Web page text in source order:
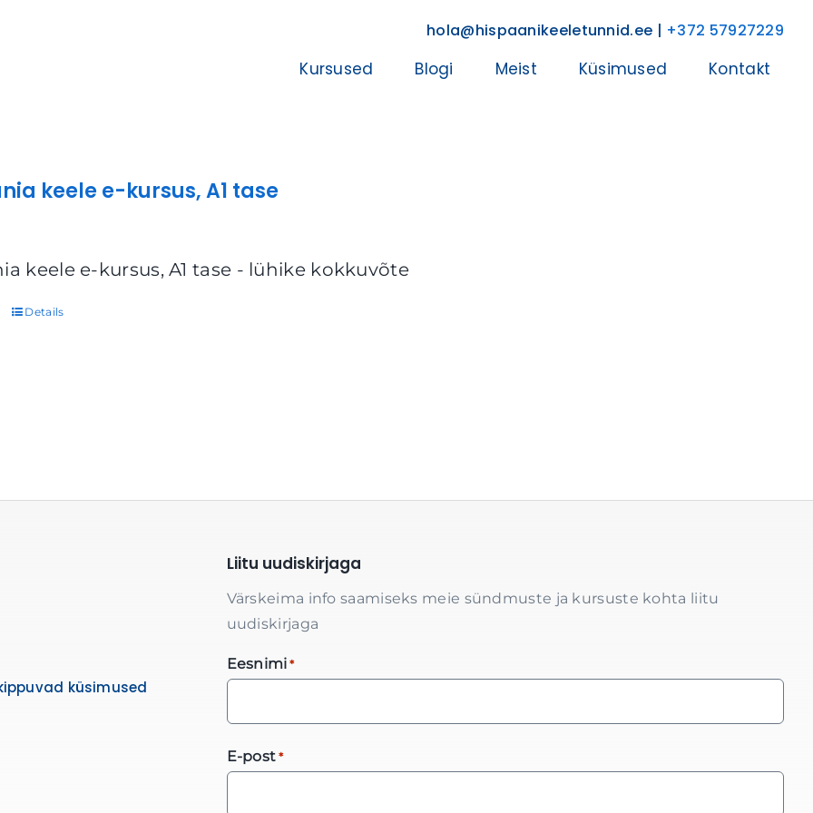
hola@hispaanikeeletunnid.ee | +372 57927229
Kursused Blogi Meist Küsimused Kontakt
keele e-kursus, A1 tase
keele e-kursus, A1 tase - lühike kokkuvõte
Details
küsimused
Liitu uudiskirjaga
Värskeima info saamiseks meie sündmuste ja kursuste kohta liitu
uudiskirjaga
Eesnimi *
E-post *